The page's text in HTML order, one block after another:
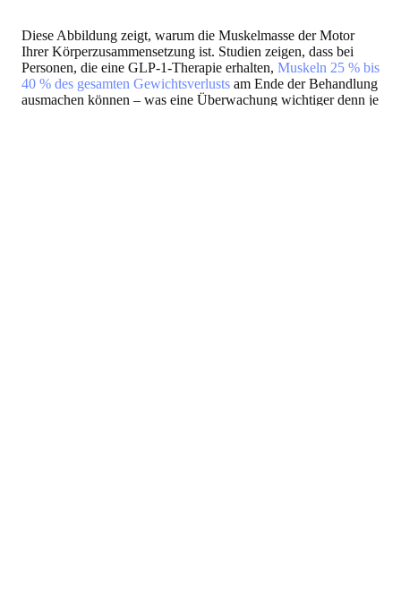
Diese Abbildung zeigt, warum die Muskelmasse der Motor
Ihrer Körperzusammensetzung ist. Studien zeigen, dass bei
Personen, die eine GLP-1-Therapie erhalten, Muskeln 25 % bis
40 % des gesamten Gewichtsverlusts am Ende der Behandlung
ausmachen können – was eine Überwachung wichtiger denn je